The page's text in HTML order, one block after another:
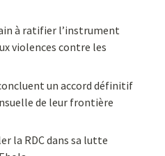
à ratifier l’instrument
violences contre les
un accord définitif
de leur frontière
la RDC dans sa lutte